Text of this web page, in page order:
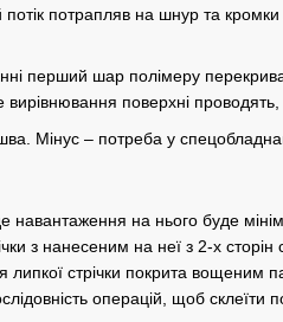
потрапляв на шнур та
перший шар полімеру
поверхні
Мінус – потреба у
навантаження на нього буде
з нанесеним на неї з 2-х
липкої стрічки покрита
операцій, щоб склеїти